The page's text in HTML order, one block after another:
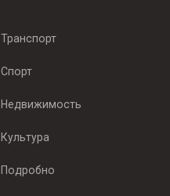
Транспорт
Спорт
Недвижимость
Культура
Подробно